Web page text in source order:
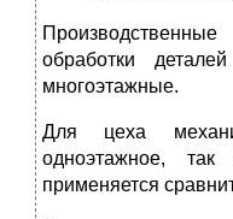
обработки
многоэтажные.
Для цеха
одноэтажное,
применяется